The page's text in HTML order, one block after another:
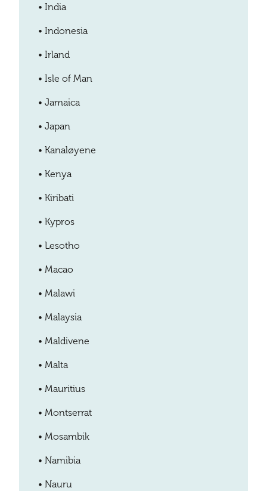
• India
• Indonesia
• Irland
• Isle of Man
• Jamaica
• Japan
• Kanaløyene
• Kenya
• Kiribati
• Kypros
• Lesotho
• Macao
• Malawi
• Malaysia
• Maldivene
• Malta
• Mauritius
• Montserrat
• Mosambik
• Namibia
• Nauru